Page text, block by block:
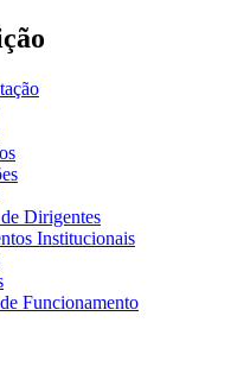
Dirigentes
Institucionais
Funcionamento